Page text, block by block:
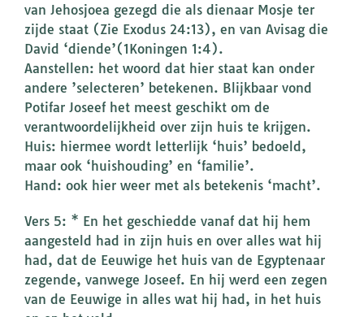
van Jehosjoea gezegd die als dienaar Mosje ter
zijde staat (Zie Exodus 24:13), en van Avisag die
David ‘diende’(1Koningen 1:4).
Aanstellen: het woord dat hier staat kan onder
andere ’selecteren’ betekenen. Blijkbaar vond
Potifar Joseef het meest geschikt om de
verantwoordelijkheid over zijn huis te krijgen.
Huis: hiermee wordt letterlijk ‘huis’ bedoeld,
maar ook ‘huishouding’ en ‘familie’.
Hand: ook hier weer met als betekenis ‘macht’.
Vers 5: * En het geschiedde vanaf dat hij hem
aangesteld had in zijn huis en over alles wat hij
had, dat de Eeuwige het huis van de Egyptenaar
zegende, vanwege Joseef. En hij werd een zegen
van de Eeuwige in alles wat hij had, in het huis